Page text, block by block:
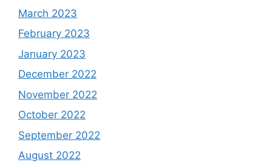
March 2023
February 2023
January 2023
December 2022
November 2022
October 2022
September 2022
August 2022